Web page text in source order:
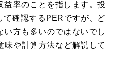
益率のことを指します。投
て確認するPERですが、ど
方も多いのではないでし
味や計算方法など解説して